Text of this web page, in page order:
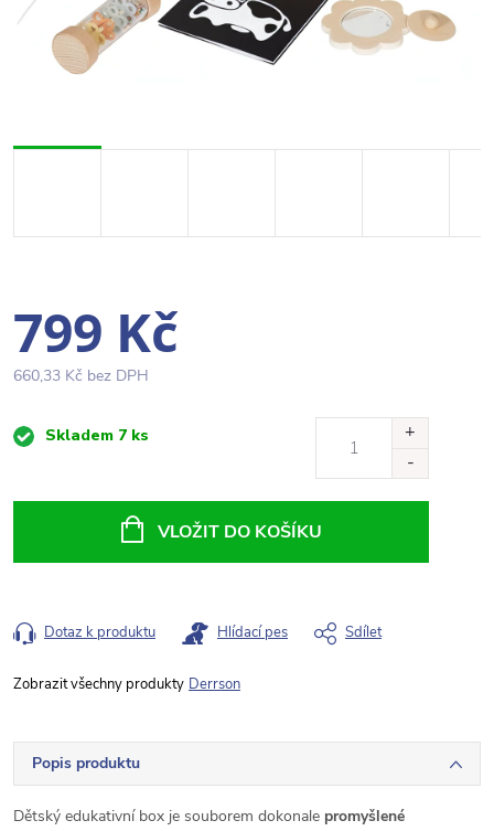
799 Kč
660,33 Kč bez DPH
MěrnáSkladem 7 ks
VLOŽIT DO KOŠÍKU
Dotaz k produktu Hlídací pes Sdílet
Derrson
Popis produktu
Dětský edukativní box je souborem dokonale promyšlené